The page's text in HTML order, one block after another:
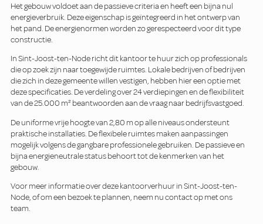
Het gebouw voldoet aan de passieve criteria en heeft een bijna nul
energieverbruik. Deze eigenschap is geïntegreerd in het ontwerp van
het pand. De energienormen worden zo gerespecteerd voor dit type
constructie.
In Sint-Joost-ten-Node richt dit kantoor te huur zich op professionals
die op zoek zijn naar toegewijde ruimtes. Lokale bedrijven of bedrijven
die zich in deze gemeente willen vestigen, hebben hier een optie met
deze specificaties. De verdeling over 24 verdiepingen en de flexibiliteit
van de 25.000 m² beantwoorden aan de vraag naar bedrijfsvastgoed.
De uniforme vrije hoogte van 2,80 m op alle niveaus ondersteunt
praktische installaties. De flexibele ruimtes maken aanpassingen
mogelijk volgens de gangbare professionele gebruiken. De passieve en
bijna energieneutrale status behoort tot de kenmerken van het
gebouw.
Voor meer informatie over deze kantoorverhuur in Sint-Joost-ten-
Node, of om een bezoek te plannen, neem nu contact op met ons
team.